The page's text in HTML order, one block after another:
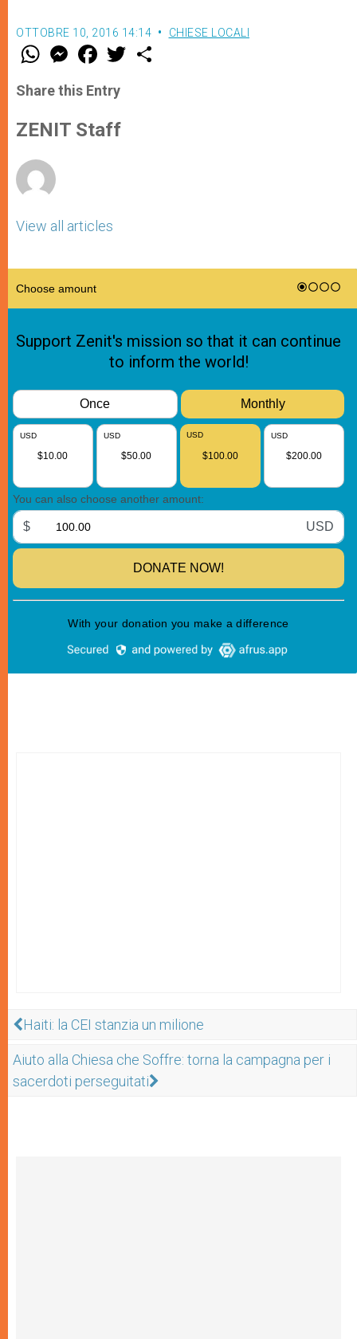
OTTOBRE 10, 2016 14:14 CHIESE LOCALI
W
t
s
p
p
M
e
s
e
g
e
F
a
e
b
o
k
w
Share this Entry
ZENIT Staff
View all articles
Haiti: la CEI stanzia un milione
Aiuto alla Chiesa che Soffre: torna la campagna per i
sacerdoti perseguitati